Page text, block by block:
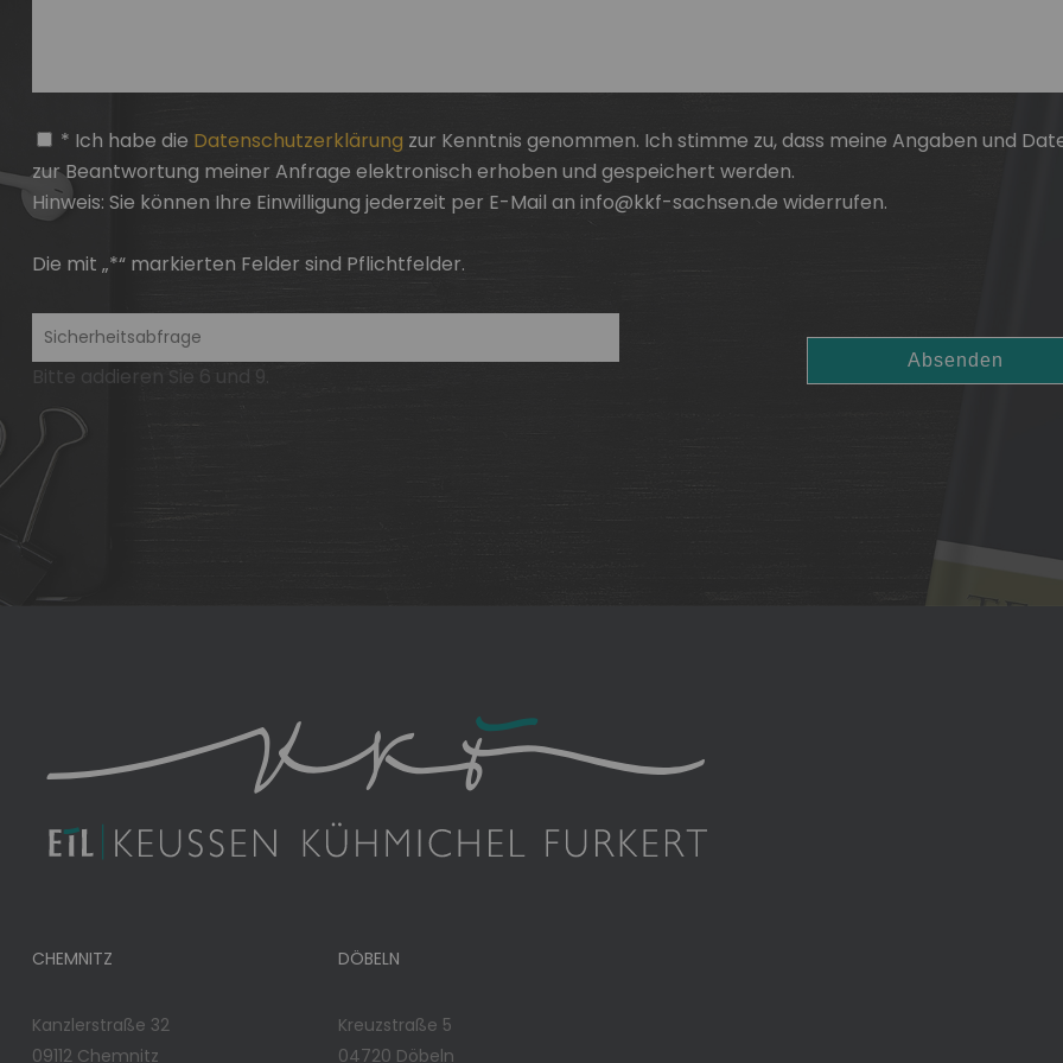
* Ich habe die Datenschutzerklärung zur Kenntnis genommen. Ich stimme zu, dass meine Angaben und
zur Beantwortung meiner Anfrage elektronisch erhoben und gespeichert werden.
Hinweis: Sie können Ihre Einwilligung jederzeit per E-Mail an info@kkf-sachsen.de widerrufen.
Die mit „*“ markierten Felder sind Pflichtfelder.
Bitte addieren Sie 6 und 9.
Absenden
CHEMNITZ
Kanzlerstraße 32
09112 Chemnitz
DÖBELN
Kreuzstraße 5
04720 Döbeln